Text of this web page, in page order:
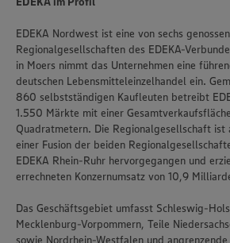
EDEKA Nordwest ist eine von sechs
Regionalgesellschaften des EDEKA-
in Moers nimmt das Unternehmen eine
deutschen Lebensmitteleinzelhandel ein.
860 selbstständigen Kaufleuten betreibt
1.550 Märkte mit einer
Quadratmetern. Die Regionalgesellschaft ist
einer Fusion der beiden
EDEKA Rhein-Ruhr hervorgegangen und
errechneten Konzernumsatz von 10,9
Das Geschäftsgebiet umfasst Schleswig-
Mecklenburg-Vorpommern, Teile
sowie Nordrhein-Westfalen und